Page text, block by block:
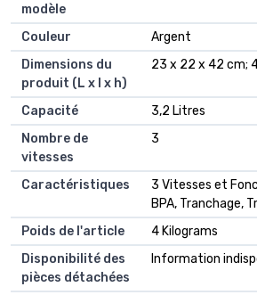
modèle
Couleur
‎Argent
Dimensions du
produit (L x l x h)
‎23 x 22 x 42 cm;
Capacité
‎3,2 Litres
Nombre de
vitesses
‎3
Caractéristiques
‎3 Vitesses et
BPA, Tranchage,
Poids de l'article
‎4 Kilograms
Disponibilité des
pièces détachées
‎Information